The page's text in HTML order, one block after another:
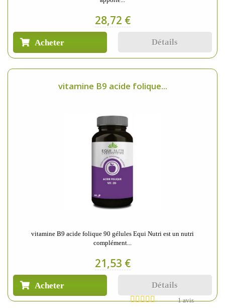
28,72 €
Acheter Détails
vitamine B9 acide folique...
vitamine B9 acide folique 90 gélules Equi Nutri est un nutri
complément...
21,53 €
Acheter Détails
1 avis